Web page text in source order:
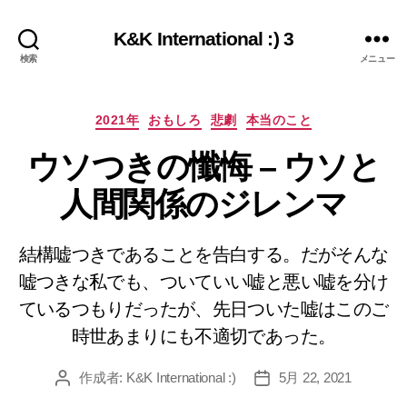
検索
K&K International :) 3
メニュー
カ
ゴ
リ
ー
2021年 おもしろ 悲劇 本当のこと
ウソつきの懺悔 – ウソと
人間関係のジレンマ
結構嘘つきであることを告白する。だがそんな
嘘つきな私でも、ついていい嘘と悪い嘘を分け
ているつもりだったが、先日ついた嘘はこのご
時世あまりにも不適切であった。
投 作成者: K&K International :)
投
5月 22, 2021